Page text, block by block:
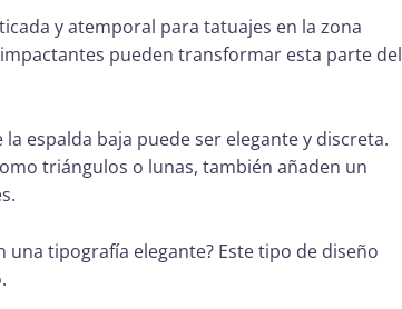
y atemporal para tatuajes en la zona
pueden transformar esta parte del
espalda baja puede ser elegante y discreta.
triángulos o lunas, también añaden un
una tipografía elegante? Este tipo de diseño